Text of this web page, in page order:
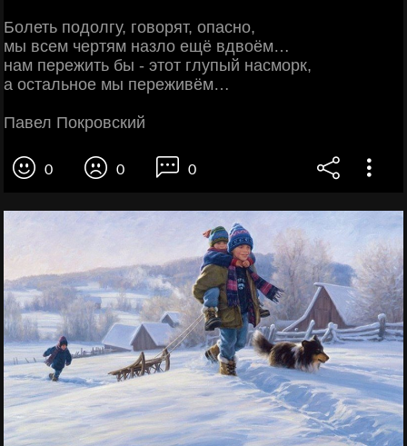
Болеть подолгу, говорят, опасно,
мы всем чертям назло ещё вдвоём…
нам пережить бы - этот глупый насморк,
а остальное мы переживём…
Павел Покровский
0 0 0